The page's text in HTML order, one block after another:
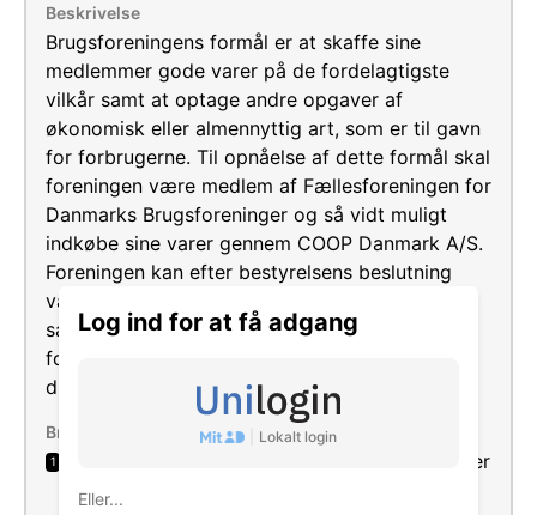
Log ind for at få adgang
Lokalt login
Eller...
Beskrivelse
Brugsforeningens formål er at skaffe sine
medlemmer gode varer på de fordelagtigste
vilkår samt at optage andre opgaver af
økonomisk eller almennyttig art, som er til gavn
for forbrugerne. Til opnåelse af dette formål skal
foreningen være medlem af Fællesforeningen for
Danmarks Brugsforeninger og så vidt muligt
indkøbe sine varer gennem COOP Danmark A/S.
Foreningen kan efter bestyrelsens beslutning
være medlem af andre foreninger, selskaber
samt institutioner, som er af betydning for
foreningens virksomhed, og kan tegne kapital i
disse.
Brancher
1
Detailhandel med dagligvarer i supermarkeder
og købmandsbutikker